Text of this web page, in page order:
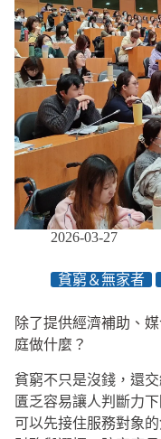
支
持：
當
回
社
會
不
再
只
剩
「工
／
【創
不
是
空
2026-03-27
貧窮＆無家者
除了提供經濟補助、
庭做什麼？
貧窮不只是沒錢，還
匱乏容易讓人判斷力
可以先接住服務對象